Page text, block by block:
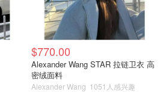
$770.00
Alexander Wang STAR 拉链卫衣 高
密绒面料
Alexander Wang 1051人感兴趣